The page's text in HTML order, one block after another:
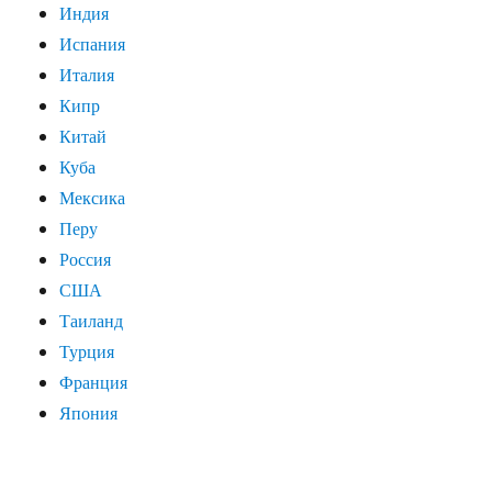
Индия
Испания
Италия
Кипр
Китай
Куба
Мексика
Перу
Россия
США
Таиланд
Турция
Франция
Япония